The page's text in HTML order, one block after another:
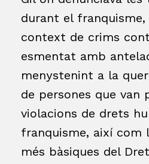
durant el
context de crims
esmentat amb
menystenint a la
de persones que van
violacions de drets
franquisme, així com
més bàsiques del